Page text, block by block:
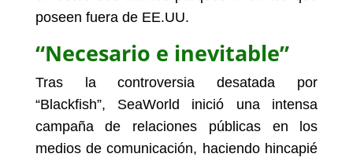
poseen fuera de EE.UU.
“Necesario e inevitable”
Tras la controversia desatada por
“Blackfish”, SeaWorld inició una intensa
campaña de relaciones públicas en los
medios de comunicación, haciendo hincapié